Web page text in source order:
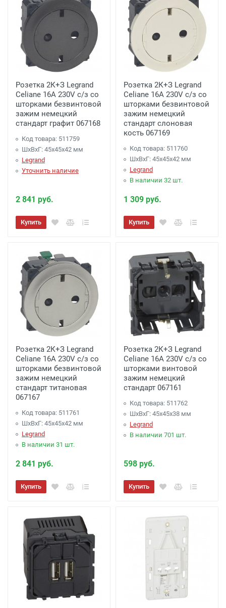
Розетка 2К+З Legrand
Celiane 16A 230V с/з со
шторками безвинтовой
зажим немецкий
стандарт графит 067168
Код товара: 511759
ШхВхГ: 45x45x42 мм
Legrand
Уточнить наличие
2 841 руб.
Купить
Розетка 2К+З Legrand
Celiane 16A 230V с/з со
шторками безвинтовой
зажим немецкий
стандарт слоновая
кость 067169
Код товара: 511760
ШхВхГ: 45x45x42 мм
Legrand
В наличии 32 шт.
1 309 руб.
Купить
Розетка 2К+З Legrand
Celiane 16A 230V с/з со
шторками безвинтовой
зажим немецкий
стандарт титановая
067167
Код товара: 511761
ШхВхГ: 45x45x42 мм
Legrand
В наличии 31 шт.
2 841 руб.
Купить
Розетка 2К+З Legrand
Celiane 16A 230V с/з со
шторками винтовой
зажим немецкий
стандарт 067161
Код товара: 511762
ШхВхГ: 45x45x38 мм
Legrand
В наличии 701 шт.
598 руб.
Купить